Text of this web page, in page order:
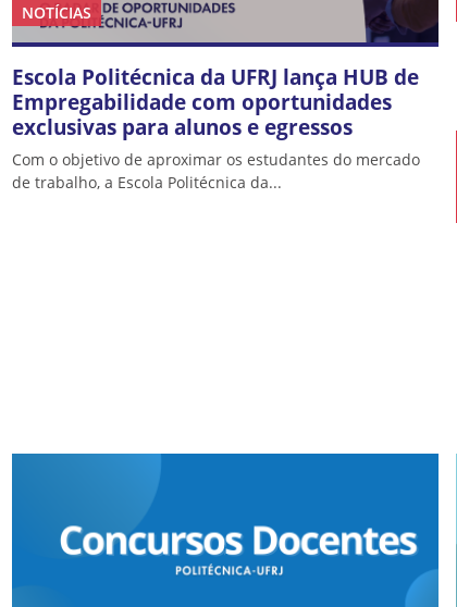
NOTÍCIAS
Escola Politécnica da UFRJ lança HUB de
Empregabilidade com oportunidades
exclusivas para alunos e egressos
Com o objetivo de aproximar os estudantes do mercado
de trabalho, a Escola Politécnica da...